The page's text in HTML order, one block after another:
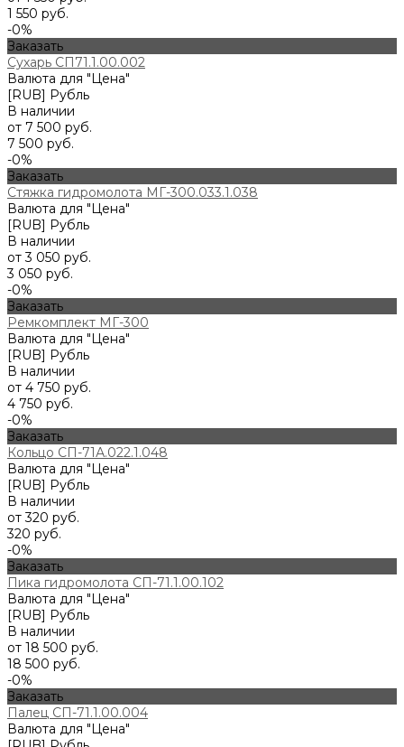
1 550 руб.
-0%
Заказать
Сухарь СП71.1.00.002
Валюта для "Цена"
[RUB] Рубль
В наличии
от 7 500 руб.
7 500 руб.
-0%
Заказать
Стяжка гидромолота МГ-300.033.1.038
Валюта для "Цена"
[RUB] Рубль
В наличии
от 3 050 руб.
3 050 руб.
-0%
Заказать
Ремкомплект МГ-300
Валюта для "Цена"
[RUB] Рубль
В наличии
от 4 750 руб.
4 750 руб.
-0%
Заказать
Кольцо СП-71А.022.1.048
Валюта для "Цена"
[RUB] Рубль
В наличии
от 320 руб.
320 руб.
-0%
Заказать
Пика гидромолота СП-71.1.00.102
Валюта для "Цена"
[RUB] Рубль
В наличии
от 18 500 руб.
18 500 руб.
-0%
Заказать
Палец СП-71.1.00.004
Валюта для "Цена"